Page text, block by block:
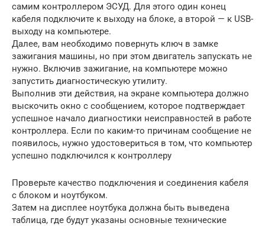
самим контроллером ЭСУД. Для этого один конец
кабеля подключите к выходу на блоке, а второй — к USB-
выходу на компьютере.
Далее, вам необходимо повернуть ключ в замке
зажигания машины, но при этом двигатель запускать не
нужно. Включив зажигание, на компьютере можно
запустить диагностическую утилиту.
Выполнив эти действия, на экране компьютера должно
выскочить окно с сообщением, которое подтверждает
успешное начало диагностики неисправностей в работе
контроллера. Если по каким-то причинам сообщение не
появилось, нужно удостовериться в том, что компьютер
успешно подключился к контроллеру
Проверьте качество подключения и соединения кабеля
с блоком и ноутбуком.
Затем на дисплее ноутбука должна быть выведена
таблица, где будут указаны основные технические